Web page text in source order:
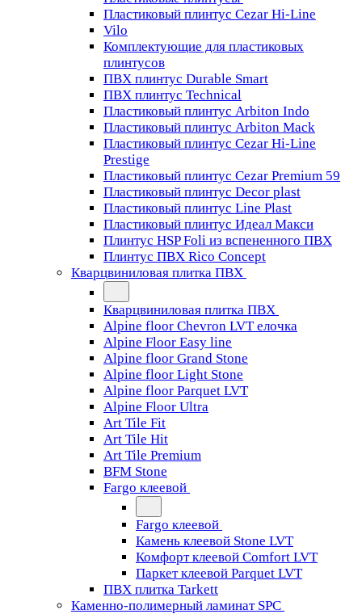
Пластиковый плинтус Cezar Hi-Line
Vilo
Комплектующие для пластиковых
плинтусов
ПВХ плинтус Durable Smart
ПВХ плинтус Technical
Пластиковый плинтус Arbiton Indo
Пластиковый плинтус Arbiton Mack
Пластиковый плинтус Cezar Hi-Line
Prestige
Пластиковый плинтус Cezar Premium 59
Пластиковый плинтус Decor plast
Пластиковый плинтус Line Plast
Пластиковый плинтус Идеал Макси
Плинтус HSP Foli из вспененного ПВХ
Плинтус ПВХ Rico Concept
Кварцвиниловая плитка ПВХ
Кварцвиниловая плитка ПВХ
Alpine floor Chevron LVT елочка
Alpine Floor Easy line
Alpine floor Grand Stone
Alpine floor Light Stone
Alpine floor Parquet LVT
Alpine Floor Ultra
Art Tile Fit
Art Tile Hit
Art Tile Premium
BFM Stone
Fargo клеевой
Fargo клеевой
Камень клеевой Stone LVT
Комфорт клеевой Comfort LVT
Паркет клеевой Parquet LVT
ПВХ плитка Tarkett
Каменно-полимерный ламинат SPC